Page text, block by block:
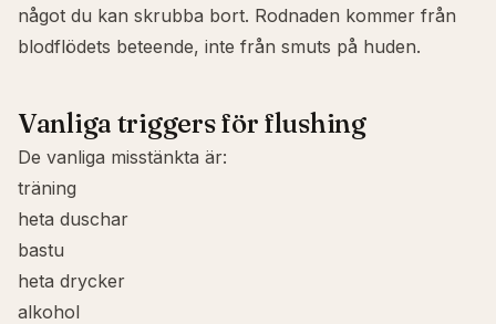
något du kan skrubba bort. Rodnaden kommer från
blodflödets beteende, inte från smuts på huden.
Vanliga triggers för flushing
De vanliga misstänkta är:
träning
heta duschar
bastu
heta drycker
alkohol